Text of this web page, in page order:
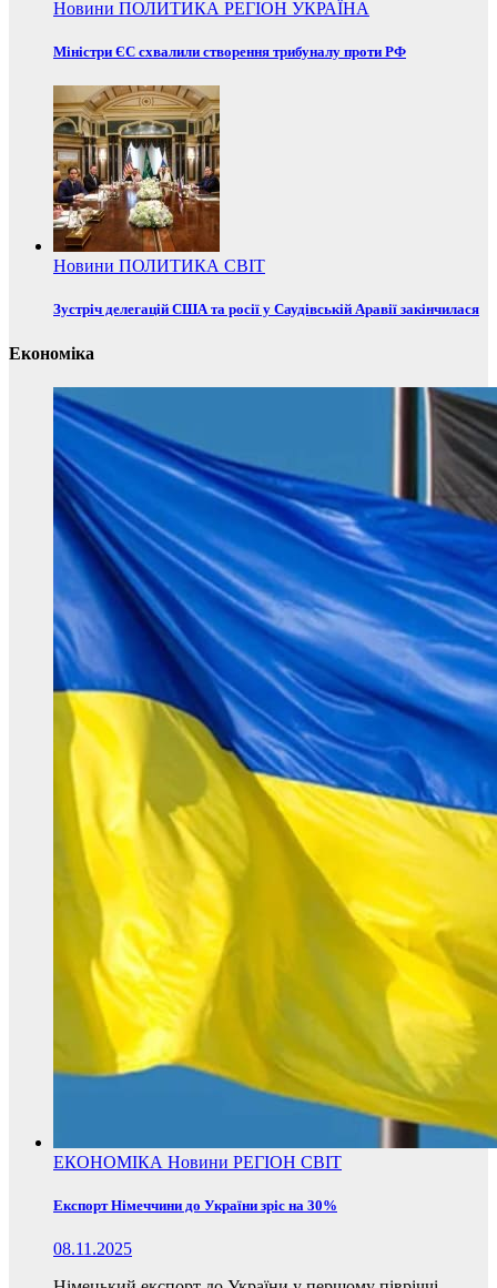
Новини ПОЛИТИКА РЕГІОН УКРАЇНА
Міністри ЄС схвалили створення трибуналу проти РФ
Новини ПОЛИТИКА СВІТ
Зустріч делегацій США та росії у Саудівській Аравії закінчилася
Економіка
ЕКОНОМІКА Новини РЕГІОН СВІТ
Експорт Німеччини до України зріс на 30%
08.11.2025